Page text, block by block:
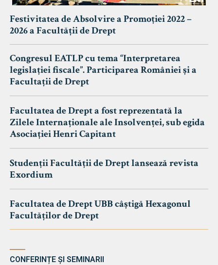
Festivitatea de Absolvire a Promoției 2022 –
2026 a Facultății de Drept
Congresul EATLP cu tema “Interpretarea
legislației fiscale”. Participarea României și a
Facultații de Drept
Facultatea de Drept a fost reprezentată la
Zilele Internaționale ale Insolvenței, sub egida
Asociației Henri Capitant
Studenții Facultății de Drept lansează revista
Exordium
Facultatea de Drept UBB câștigă Hexagonul
Facultăților de Drept
CONFERINȚE ȘI SEMINARII